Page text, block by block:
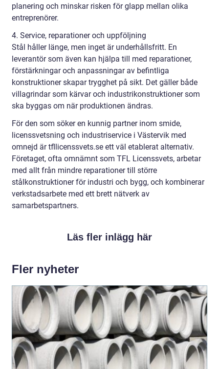
planering och minskar risken för glapp mellan olika
entreprenörer.
4. Service, reparationer och uppföljning
Stål håller länge, men inget är underhållsfritt. En
leverantör som även kan hjälpa till med reparationer,
förstärkningar och anpassningar av befintliga
konstruktioner skapar trygghet på sikt. Det gäller både
villagrindar som kärvar och industrikonstruktioner som
ska byggas om när produktionen ändras.
För den som söker en kunnig partner inom smide,
licenssvetsning och industriservice i Västervik med
omnejd är tfllicenssvets.se ett väl etablerat alternativ.
Företaget, ofta omnämnt som TFL Licenssvets, arbetar
med allt från mindre reparationer till större
stålkonstruktioner för industri och bygg, och kombinerar
verkstadsarbete med ett brett nätverk av
samarbetspartners.
Läs fler inlägg här
Fler nyheter